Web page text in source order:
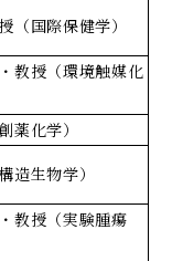
（国際保健学）
教授（環境触媒化
薬化学）
造生物学）
教授（実験腫瘍